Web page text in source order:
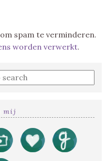
spam te verminderen.
worden verwerkt.
mij